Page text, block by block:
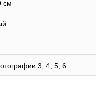
см
3, 4, 5, 6